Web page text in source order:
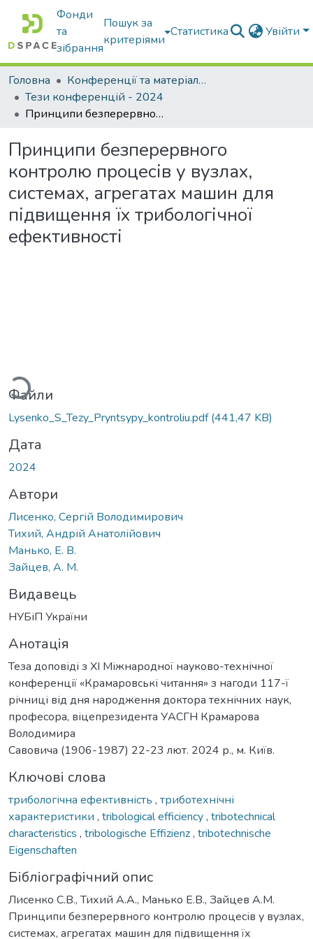
Фонди
та
зібрання
Пошук за
критеріями
Статистика Увійти
Головна
Конференції та матеріали конференцій
Тези конференцій - 2024
Принципи безперервного контролю процесів у вузлах, системах, агрегатах машин для підвищення їх трибологічної ефективності
Принципи безперервного
контролю процесів у вузлах,
системах, агрегатах машин для
підвищення їх трибологічної
ефективності
Файли
Lysenko_S_Tezy_Pryntsypy_kontroliu.pdf(441,47 KB)
Дата
2024
Автори
Лисенко, Сергій Володимирович
Тихий, Андрій Анатолійович
Манько, Е. В.
Зайцев, А. М.
Видавець
НУБіП України
Анотація
Теза доповіді з ХІ Міжнародної науково-технічної
конференції «Крамаровські читання» з нагоди 117-ї
річниці від дня народження доктора технічних наук,
професора, віцепрезидента УАСГН Крамарова
Володимира
Савовича (1906-1987) 22-23 лют. 2024 р., м. Київ.
Ключові слова
трибологічна ефективність , триботехнічні
характеристики , tribological efficiency, tribotechnical
characteristics , tribologische Effizienz, tribotechnische
Eigenschaften
Бібліографічний опис
Лисенко С.В., Тихий А.А., Манько Е.В., Зайцев А.М.
Принципи безперервного контролю процесів у вузлах,
системах, агрегатах машин для підвищення їх